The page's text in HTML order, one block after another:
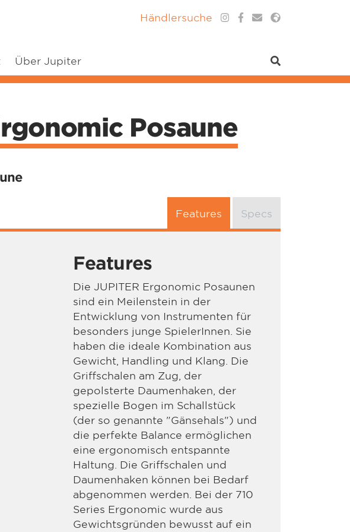
Über Jupiter
Händlersuche
Posaune
Features Specs
Features
Die JUPITER Ergonomic Posaunen
sind ein Meilenstein in der
Entwicklung von Instrumenten für
besonders junge SpielerInnen. Sie
haben die ideale Kombination aus
Gewicht, Handling und Klang. Die
Griffschalen am Zug, der
gepolsterte Daumenhaken, der
spezielle Bogen im Schallstück
(der so genannte "Gänsehals") und
die perfekte Balance ermöglichen
eine ergonomisch entspannte
Haltung. Die Griffschalen und
Daumenhaken können bei Bedarf
abgenommen werden. Bei der 710
Series Ergonomic wurde aus
Gewichtsgründen bewusst auf ein